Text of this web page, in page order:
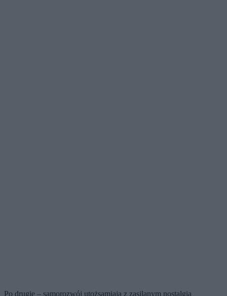
Po drugie – samorozwój utożsamiają z zasilanym nostalgią